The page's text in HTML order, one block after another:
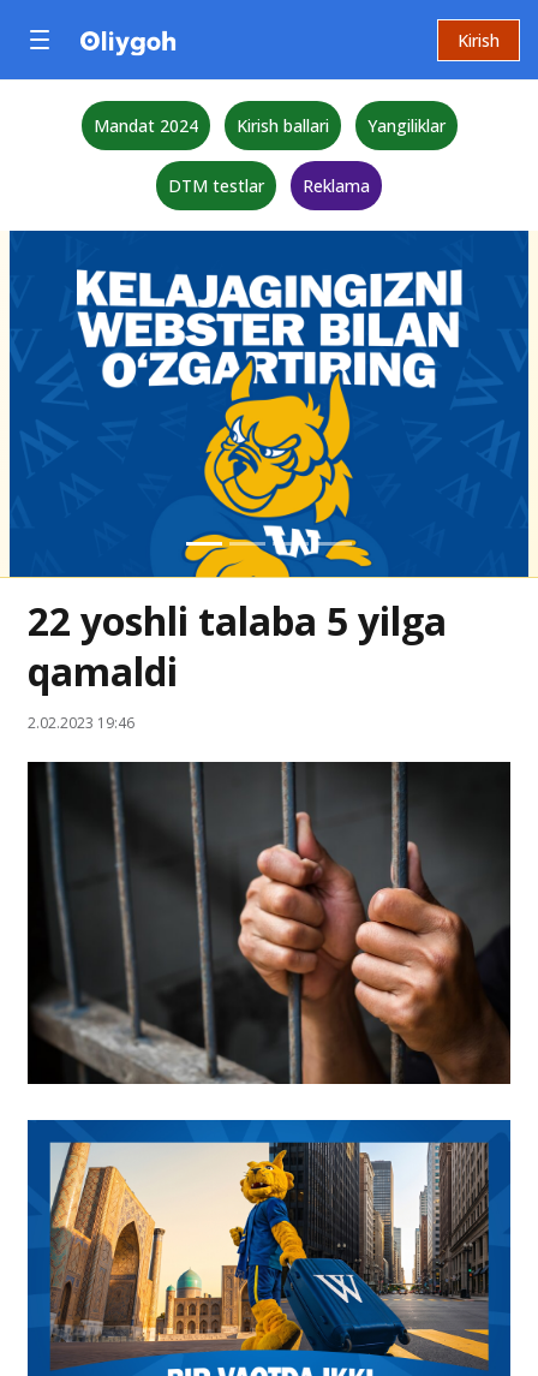
Kirish
Mandat 2024 Kirish ballari Yangiliklar
DTM testlar Reklama
22 yoshli talaba 5 yilga
qamaldi
2.02.2023 19:46